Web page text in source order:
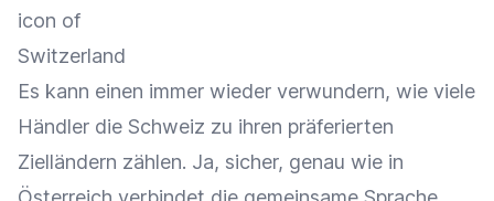
Es kann einen immer wieder verwundern, wie viele
Händler die Schweiz zu ihren präferierten
Zielländern zählen. Ja, sicher, genau wie in